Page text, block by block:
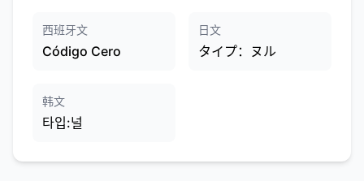
西班牙文
Código Cero
日文
タイプ：ヌル
韩文
타입:널